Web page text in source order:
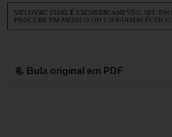
MELOVAC 15MG É UM MEDICAMENTO. SEU
PROCURE UM MÉDICO OU UM
📃 Bula original em PDF